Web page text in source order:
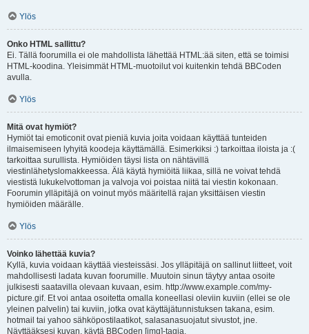
Ylös
Onko HTML sallittu?
Ei. Tällä foorumilla ei ole mahdollista lähettää HTML:ää siten, että se toimisi
HTML-koodina. Yleisimmät HTML-muotoilut voi kuitenkin tehdä BBCoden
avulla.
Ylös
Mitä ovat hymiöt?
Hymiöt tai emoticonit ovat pieniä kuvia joita voidaan käyttää tunteiden
ilmaisemiseen lyhyitä koodeja käyttämällä. Esimerkiksi :) tarkoittaa iloista ja :(
tarkoittaa surullista. Hymiöiden täysi lista on nähtävillä
viestinlähetyslomakkeessa. Älä käytä hymiöitä liikaa, sillä ne voivat tehdä
viestistä lukukelvottoman ja valvoja voi poistaa niitä tai viestin kokonaan.
Foorumin ylläpitäjä on voinut myös määritellä rajan yksittäisen viestin
hymiöiden määrälle.
Ylös
Voinko lähettää kuvia?
Kyllä, kuvia voidaan käyttää viesteissäsi. Jos ylläpitäjä on sallinut liitteet, voit
mahdollisesti ladata kuvan foorumille. Muutoin sinun täytyy antaa osoite
julkisesti saatavilla olevaan kuvaan, esim. http://www.example.com/my-
picture.gif. Et voi antaa osoitetta omalla koneellasi oleviin kuviin (ellei se ole
yleinen palvelin) tai kuviin, jotka ovat käyttäjätunnistuksen takana, esim.
hotmail tai yahoo sähköpostilaatikot, salasanasuojatut sivustot, jne.
Näyttääksesi kuvan, käytä BBCoden [img]-tagia.